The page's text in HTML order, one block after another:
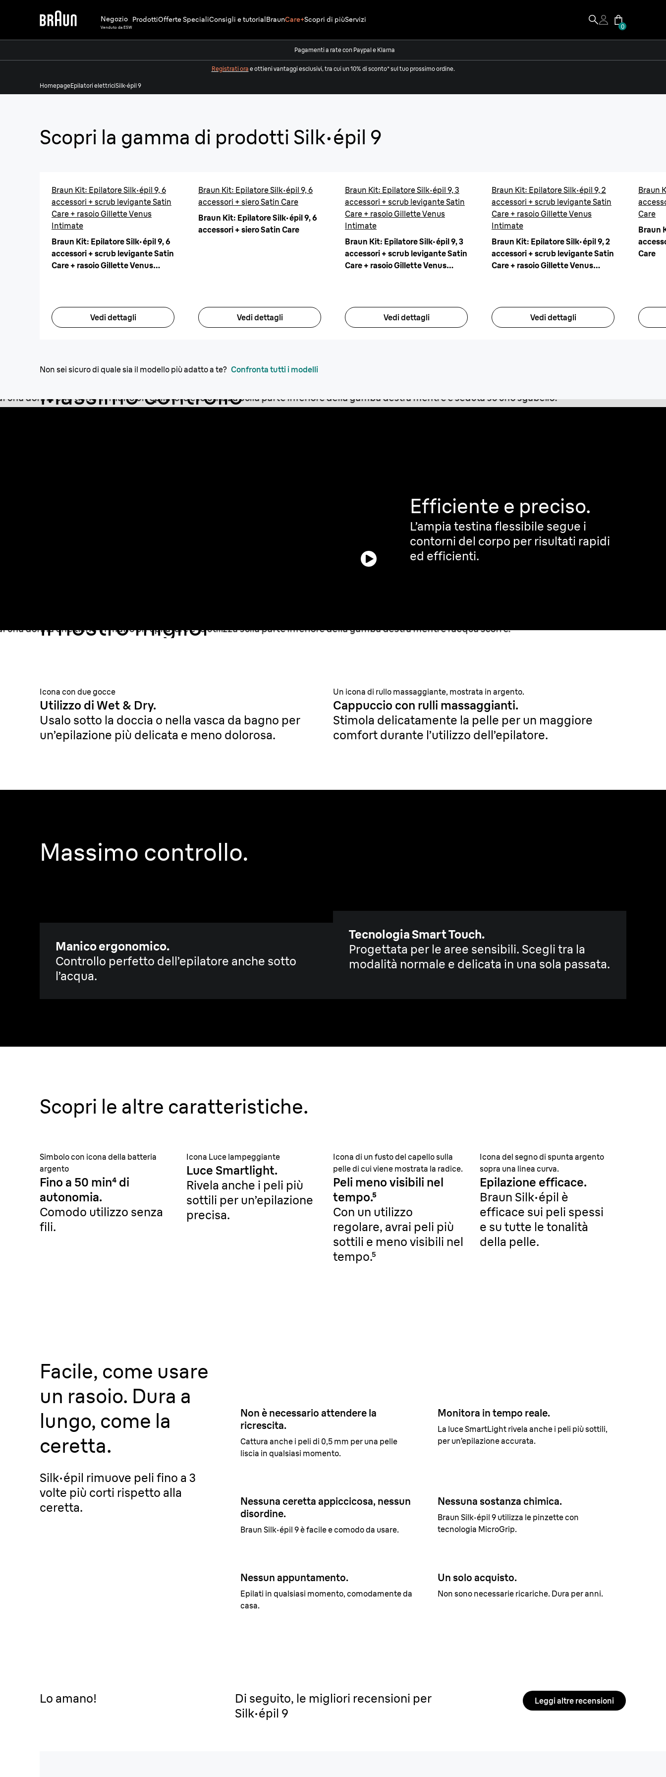
Negozio
Venduto da ESW
ProdottiOfferte SpecialiConsigli e tutorialBraunCare+Scopri di piùServizi
0
Pagamenti a rate con Paypal e Klarna
Registrati ora e ottieni vantaggi esclusivi, tra cui un 10% di sconto* sul tuo prossimo ordine.
HomepageEpilatori elettriciSilk·épil 9
Comodo ed efficiente.
Acquista Mostra di più
Scopri la gamma di prodotti Silk·épil 9
Braun Kit: Epilatore Silk·épil 9, 6
accessori + scrub levigante Satin
Care + rasoio Gillette Venus
Intimate
Braun Kit: Epilatore Silk·épil 9, 6
accessori + scrub levigante Satin
Care + rasoio Gillette Venus
Vedi dettagli
Braun Kit: Epilatore Silk·épil 9, 6
accessori + siero Satin Care
Braun Kit: Epilatore Silk·épil 9, 6
accessori + siero Satin Care
Vedi dettagli
Braun Kit: Epilatore Silk·épil 9, 3
accessori + scrub levigante Satin
Care + rasoio Gillette Venus
Intimate
Braun Kit: Epilatore Silk·épil 9, 3
accessori + scrub levigante Satin
Care + rasoio Gillette Venus
Vedi dettagli
Braun Kit: Epilatore Silk·épil 9, 2
accessori + scrub levigante Satin
Care + rasoio Gillette Venus
Intimate
Braun Kit: Epilatore Silk·épil 9, 2
accessori + scrub levigante Satin
Care + rasoio Gillette Venus
Vedi dettagli
Braun
Care
Braun
Care
Non sei sicuro di quale sia il modello più adatto a te? Confronta tutti i modelli
Massimo controllo
Efficiente e preciso.
L’ampia testina flessibile segue i
contorni del corpo per risultati rapidi
ed efficienti.
Il nostro miglior
per pelli sensibili.
Icona con due gocce
Utilizzo di Wet & Dry.
Usalo sotto la doccia o nella vasca da bagno per
un’epilazione più delicata e meno dolorosa.
Un icona di rullo massaggiante, mostrata in argento.
Cappuccio con rulli massaggianti.
Stimola delicatamente la pelle per un maggiore
comfort durante l’utilizzo dell’epilatore.
Massimo controllo.
Manico ergonomico.
Controllo perfetto dell’epilatore anche sotto
l’acqua.
Tecnologia Smart Touch.
Progettata per le aree sensibili. Scegli tra la
modalità normale e delicata in una sola passata.
Scopri le altre caratteristiche.
Simbolo con icona della batteria
argento
Fino a 50 min⁴ di
autonomia.
Comodo utilizzo senza
fili.
Icona Luce lampeggiante
Luce Smartlight.
Rivela anche i peli più
sottili per un’epilazione
precisa.
Icona di un fusto del capello sulla
pelle di cui viene mostrata la radice.
Peli meno visibili nel
tempo.⁵
Con un utilizzo
regolare, avrai peli più
sottili e meno visibili nel
tempo.⁵
Icona del segno di spunta argento
sopra una linea curva.
Epilazione efficace.
Braun Silk·épil è
efficace sui peli spessi
e su tutte le tonalità
della pelle.
Facile, come usare
un rasoio. Dura a
lungo, come la
ceretta.
Silk·épil rimuove peli fino a 3
volte più corti rispetto alla
ceretta.
Non è necessario attendere la
ricrescita.
Cattura anche i peli di 0,5 mm per una pelle
liscia in qualsiasi momento.
Monitora in tempo reale.
La luce SmartLight rivela anche i peli più sottili,
per un’epilazione accurata.
Nessuna ceretta appiccicosa, nessun
disordine.
Braun Silk·épil 9 è facile e comodo da usare.
Nessuna sostanza chimica.
Braun Silk·épil 9 utilizza le pinzette con
tecnologia MicroGrip.
Nessun appuntamento.
Epilati in qualsiasi momento, comodamente da
casa.
Un solo acquisto.
Non sono necessarie ricariche. Dura per anni.
Lo amano!
Di seguito, le migliori recensioni per
Silk·épil 9
Leggi altre recensioni